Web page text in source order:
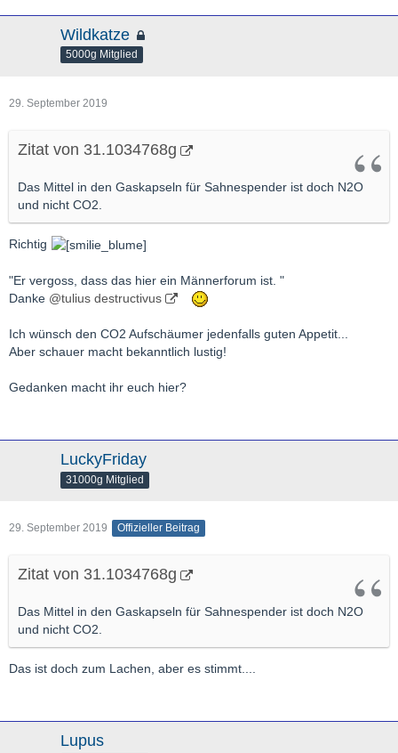
Wildkatze
5000g Mitglied
29. September 2019
Zitat von 31.1034768g
Das Mittel in den Gaskapseln für Sahnespender ist doch N2O
und nicht CO2.
Richtig
"Er vergoss, dass das hier ein Männerforum ist. "
Danke @tulius destructivus
Ich wünsch den CO2 Aufschäumer jedenfalls guten Appetit...
Aber schauer macht bekanntlich lustig!
Gedanken macht ihr euch hier?
LuckyFriday
31000g Mitglied
29. September 2019 Offizieller Beitrag
Zitat von 31.1034768g
Das Mittel in den Gaskapseln für Sahnespender ist doch N2O
und nicht CO2.
Das ist doch zum Lachen, aber es stimmt....
Lupus